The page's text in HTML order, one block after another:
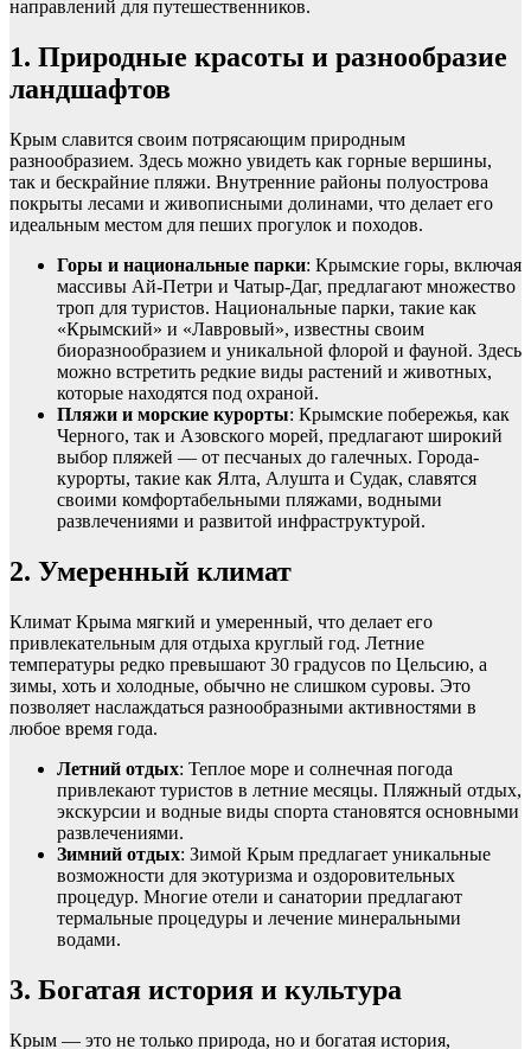
направлений для путешественников.
1. Природные красоты и разнообразие
ландшафтов
Крым славится своим потрясающим природным
разнообразием. Здесь можно увидеть как горные вершины,
так и бескрайние пляжи. Внутренние районы полуострова
покрыты лесами и живописными долинами, что делает его
идеальным местом для пеших прогулок и походов.
Горы и национальные парки: Крымские горы, включая
массивы Ай-Петри и Чатыр-Даг, предлагают множество
троп для туристов. Национальные парки, такие как
«Крымский» и «Лавровый», известны своим
биоразнообразием и уникальной флорой и фауной. Здесь
можно встретить редкие виды растений и животных,
которые находятся под охраной.
Пляжи и морские курорты: Крымские побережья, как
Черного, так и Азовского морей, предлагают широкий
выбор пляжей — от песчаных до галечных. Города-
курорты, такие как Ялта, Алушта и Судак, славятся
своими комфортабельными пляжами, водными
развлечениями и развитой инфраструктурой.
2. Умеренный климат
Климат Крыма мягкий и умеренный, что делает его
привлекательным для отдыха круглый год. Летние
температуры редко превышают 30 градусов по Цельсию, а
зимы, хоть и холодные, обычно не слишком суровы. Это
позволяет наслаждаться разнообразными активностями в
любое время года.
Летний отдых: Теплое море и солнечная погода
привлекают туристов в летние месяцы. Пляжный отдых,
экскурсии и водные виды спорта становятся основными
развлечениями.
Зимний отдых: Зимой Крым предлагает уникальные
возможности для экотуризма и оздоровительных
процедур. Многие отели и санатории предлагают
термальные процедуры и лечение минеральными
водами.
3. Богатая история и культура
Крым — это не только природа, но и богатая история,